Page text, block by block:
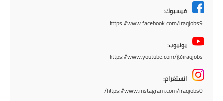
فيسبوك:
https://www.facebook.com/iraqjobs9
يوتيوب:
https://www.youtube.com/@iraqjobs
انستغرام:
https://www.instagram.com/iraqjobs0/